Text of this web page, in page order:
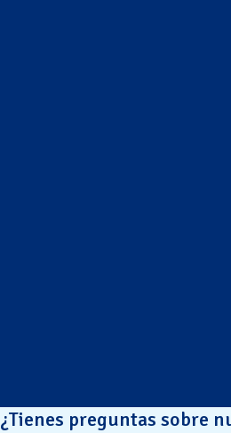
¿Tienes preguntas sobre